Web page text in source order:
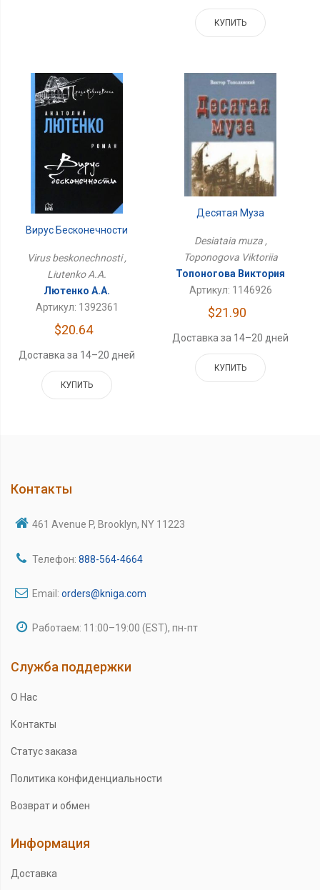
КУПИТЬ
Вирус Бесконечности
Virus beskonechnosti ,
Liutenko A.A.
Лютенко А.А.
Артикул: 1392361
$20.64
Доставка за 14–20 дней
КУПИТЬ
Десятая Муза
Desiataia muza ,
Toponogova Viktoriia
Топоногова Виктория
Артикул: 1146926
$21.90
Доставка за 14–20 дней
КУПИТЬ
Контакты
461 Avenue P, Brooklyn, NY 11223
Телефон: 888-564-4664
Email: orders@kniga.com
Работаем: 11:00–19:00 (EST), пн-пт
Служба поддержки
О Нас
Контакты
Статус заказа
Политика конфиденциальности
Возврат и обмен
Информация
Доставка